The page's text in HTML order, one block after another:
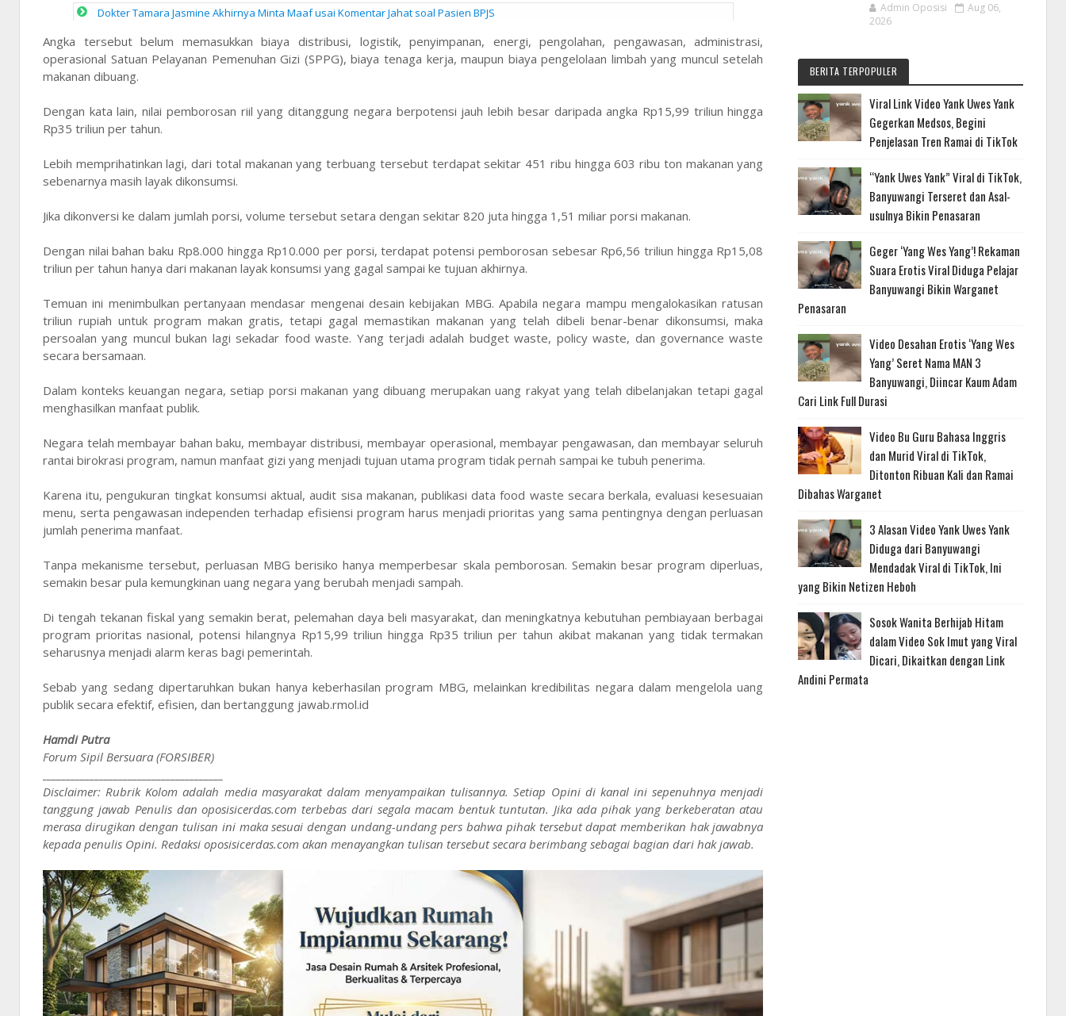
Dokter Tamara Jasmine Akhirnya Minta Maaf usai Komentar Jahat soal Pasien BPJS
Angka tersebut belum memasukkan biaya distribusi, logistik, penyimpanan, energi, pengolahan, pengawasan, administrasi,
operasional Satuan Pelayanan Pemenuhan Gizi (SPPG), biaya tenaga kerja, maupun biaya pengelolaan limbah yang muncul setelah
makanan dibuang.
Dengan kata lain, nilai pemborosan riil yang ditanggung negara berpotensi jauh lebih besar daripada angka Rp15,99 triliun hingga
Rp35 triliun per tahun.
Lebih memprihatinkan lagi, dari total makanan yang terbuang tersebut terdapat sekitar 451 ribu hingga 603 ribu ton makanan yang
sebenarnya masih layak dikonsumsi.
Jika dikonversi ke dalam jumlah porsi, volume tersebut setara dengan sekitar 820 juta hingga 1,51 miliar porsi makanan.
Dengan nilai bahan baku Rp8.000 hingga Rp10.000 per porsi, terdapat potensi pemborosan sebesar Rp6,56 triliun hingga Rp15,08
triliun per tahun hanya dari makanan layak konsumsi yang gagal sampai ke tujuan akhirnya.
Temuan ini menimbulkan pertanyaan mendasar mengenai desain kebijakan MBG. Apabila negara mampu mengalokasikan ratusan
triliun rupiah untuk program makan gratis, tetapi gagal memastikan makanan yang telah dibeli benar-benar dikonsumsi, maka
persoalan yang muncul bukan lagi sekadar food waste. Yang terjadi adalah budget waste, policy waste, dan governance waste
secara bersamaan.
Dalam konteks keuangan negara, setiap porsi makanan yang dibuang merupakan uang rakyat yang telah dibelanjakan tetapi gagal
menghasilkan manfaat publik.
Negara telah membayar bahan baku, membayar distribusi, membayar operasional, membayar pengawasan, dan membayar seluruh
rantai birokrasi program, namun manfaat gizi yang menjadi tujuan utama program tidak pernah sampai ke tubuh penerima.
Karena itu, pengukuran tingkat konsumsi aktual, audit sisa makanan, publikasi data food waste secara berkala, evaluasi kesesuaian
menu, serta pengawasan independen terhadap efisiensi program harus menjadi prioritas yang sama pentingnya dengan perluasan
jumlah penerima manfaat.
Tanpa mekanisme tersebut, perluasan MBG berisiko hanya memperbesar skala pemborosan. Semakin besar program diperluas,
semakin besar pula kemungkinan uang negara yang berubah menjadi sampah.
Di tengah tekanan fiskal yang semakin berat, pelemahan daya beli masyarakat, dan meningkatnya kebutuhan pembiayaan berbagai
program prioritas nasional, potensi hilangnya Rp15,99 triliun hingga Rp35 triliun per tahun akibat makanan yang tidak termakan
seharusnya menjadi alarm keras bagi pemerintah.
Sebab yang sedang dipertaruhkan bukan hanya keberhasilan program MBG, melainkan kredibilitas negara dalam mengelola uang
publik secara efektif, efisien, dan bertanggung jawab.rmol.id
Hamdi Putra
Forum Sipil Bersuara (FORSIBER)
Disclaimer: Rubrik Kolom adalah media masyarakat dalam menyampaikan tulisannya. Setiap Opini di kanal ini sepenuhnya menjadi
tanggung jawab Penulis dan oposisicerdas.com terbebas dari segala macam bentuk tuntutan. Jika ada pihak yang berkeberatan atau
merasa dirugikan dengan tulisan ini maka sesuai dengan undang-undang pers bahwa pihak tersebut dapat memberikan hak jawabnya
kepada penulis Opini. Redaksi oposisicerdas.com akan menayangkan tulisan tersebut secara berimbang sebagai bagian dari hak jawab.
Admin Oposisi
Aug 06,
2026
BERITA TERPOPULER
Viral Link Video Yank Uwes Yank
Gegerkan Medsos, Begini
Penjelasan Tren Ramai di TikTok
“Yank Uwes Yank” Viral di TikTok,
Banyuwangi Terseret dan Asal-
usulnya Bikin Penasaran
Geger ‘Yang Wes Yang’! Rekaman
Suara Erotis Viral Diduga Pelajar
Banyuwangi Bikin Warganet
Penasaran
Video Desahan Erotis ‘Yang Wes
Yang’ Seret Nama MAN 3
Banyuwangi, Diincar Kaum Adam
Cari Link Full Durasi
Video Bu Guru Bahasa Inggris
dan Murid Viral di TikTok,
Ditonton Ribuan Kali dan Ramai
Dibahas Warganet
3 Alasan Video Yank Uwes Yank
Diduga dari Banyuwangi
Mendadak Viral di TikTok, Ini
yang Bikin Netizen Heboh
Sosok Wanita Berhijab Hitam
dalam Video Sok Imut yang Viral
Dicari, Dikaitkan dengan Link
Andini Permata